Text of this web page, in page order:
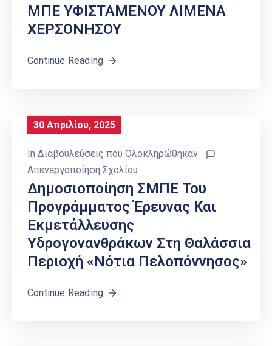
ΜΠΕ ΥΦΙΣΤΑΜΕΝΟΥ ΛΙΜΕΝΑ
ΧΕΡΣΟΝΗΣΟΥ
Continue Reading
30 Απριλίου, 2025
In Διαβουλεύσεις που Ολοκληρώθηκαν
Απενεργοποίηση Σχολίου
Δημοσιοποίηση ΣΜΠΕ Του
Προγράμματος Έρευνας Και
Εκμετάλλευσης
Υδρογονανθράκων Στη Θαλάσσια
Περιοχή «Νότια Πελοπόννησος»
Continue Reading